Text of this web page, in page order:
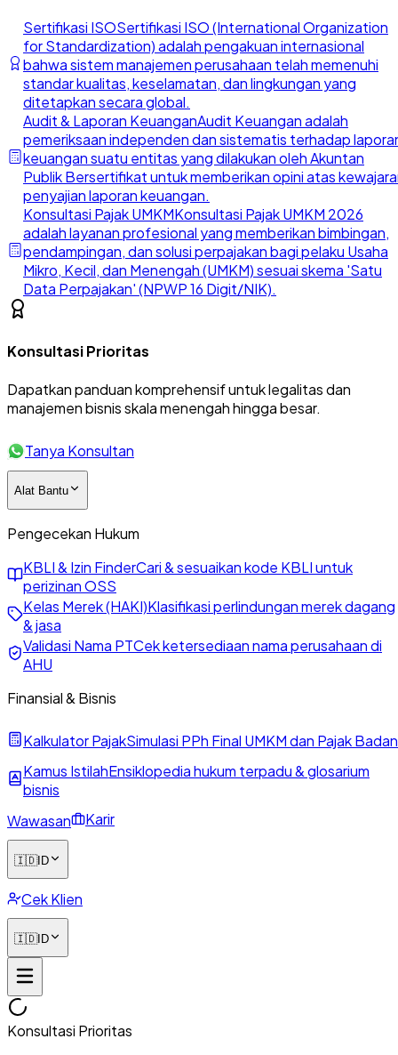
Sertifikasi ISOSertifikasi ISO (International Organization
for Standardization) adalah pengakuan internasional
bahwa sistem manajemen perusahaan telah memenuhi
standar kualitas, keselamatan, dan lingkungan yang
ditetapkan secara global.
Audit & Laporan KeuanganAudit Keuangan adalah
pemeriksaan independen dan sistematis terhadap
keuangan suatu entitas yang dilakukan oleh Akuntan
Publik Bersertifikat untuk memberikan opini atas
penyajian laporan keuangan.
Konsultasi Pajak UMKMKonsultasi Pajak UMKM 2026
adalah layanan profesional yang memberikan bimbingan,
pendampingan, dan solusi perpajakan bagi pelaku Usaha
Mikro, Kecil, dan Menengah (UMKM) sesuai skema 'Satu
Data Perpajakan' (NPWP 16 Digit/NIK).
Konsultasi Prioritas
Dapatkan panduan komprehensif untuk legalitas dan
manajemen bisnis skala menengah hingga besar.
Tanya Konsultan
Alat Bantu
Pengecekan Hukum
KBLI & Izin FinderCari & sesuaikan kode KBLI untuk
perizinan OSS
Kelas Merek (HAKI)Klasifikasi perlindungan merek dagang
& jasa
Validasi Nama PTCek ketersediaan nama perusahaan di
AHU
Finansial & Bisnis
Kalkulator PajakSimulasi PPh Final UMKM dan Pajak Badan
Kamus IstilahEnsiklopedia hukum terpadu & glosarium
bisnis
Wawasan
Karir
🇮🇩ID
Cek Klien
🇮🇩ID
Konsultasi Prioritas